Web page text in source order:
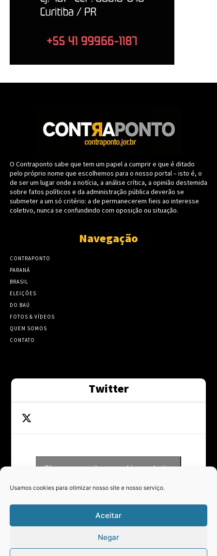
Usamos cookies para otimizar nosso site e nosso serviço.
Aceitar
Negar
O Contraponto sabe que tem um papel a cumprir e que é ditado
pelo próprio nome que escolhemos para o nosso portal – isto é, o
de ser um lugar onde a notícia, a análise crítica, a opinião destemida
sobre fatos políticos e da administração pública deverão se
submeter a um só critério: a de permanecerem fieis ao interesse
coletivo, nunca se confundindo com oposição ou situação.
Navegação
CONTRAPONTO
PARANÁ
BRASIL
ELEIÇÕES
DO BAÚ
FOTOS & VÍDEOS
QUEM SOMOS
CONTATO
Twitter
Clique para aceitar os cookies marketing